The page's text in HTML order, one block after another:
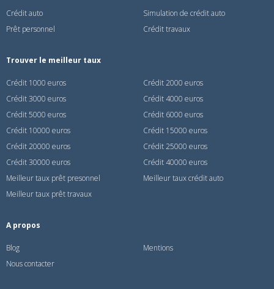
Crédit auto
Simulation de crédit auto
Prêt personnel
Crédit travaux
Trouver le meilleur taux
Crédit 1000 euros
Crédit 2000 euros
Crédit 3000 euros
Crédit 4000 euros
Crédit 5000 euros
Crédit 6000 euros
Crédit 10000 euros
Crédit 15000 euros
Crédit 20000 euros
Crédit 25000 euros
Crédit 30000 euros
Crédit 40000 euros
Meilleur taux prêt presonnel
Meilleur taux crédit auto
Meilleur taux prêt travaux
A propos
Blog
Mentions
Nous contacter